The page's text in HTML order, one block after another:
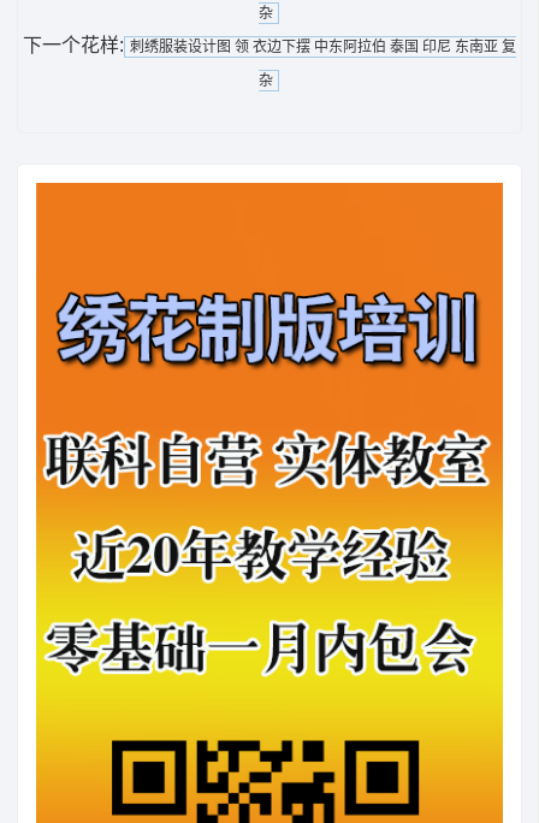
杂
下一个花样: 刺绣服装设计图 领 衣边下摆 中东阿拉伯 泰国 印尼 东南亚 复
杂